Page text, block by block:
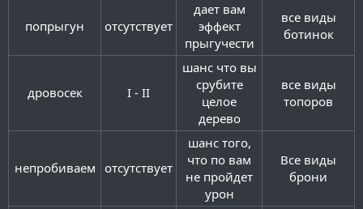
попрыгун​ отсутствует​
дает вам
эффект
прыгучести​
все виды
ботинок​
дровосек​ I - II​
шанс что вы
срубите
целое
дерево​
все виды
топоров​
непробиваем​ отсутствует​
шанс того,
что по вам
не пройдет
урон​
Все виды
брони​